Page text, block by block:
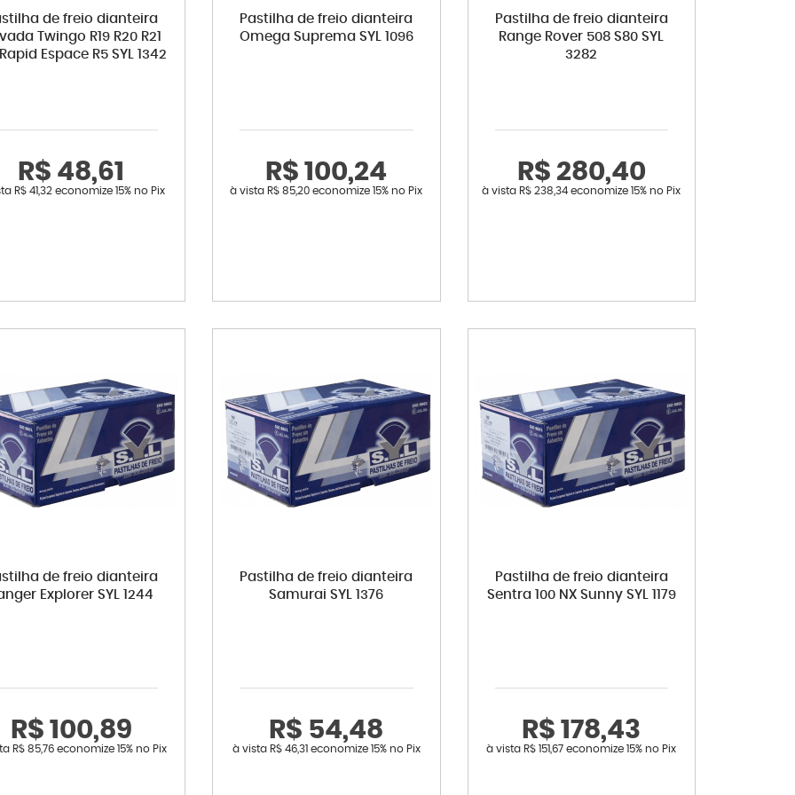
de freio dianteira
Twingo R19 R20 R21
Rapid Espace R5 SYL 1342
R$ 48,61
R$ 41,32 economize15% no Pix
Pastilha de freio dianteira
Omega Suprema SYL 1096
R$ 100,24
à vista R$ 85,20 economize15% no Pix
Pastilha de freio dianteira
Range Rover 508 S80 SYL
3282
R$ 280,40
à vista R$ 238,34economize15% no Pix
de freio dianteira
Explorer SYL 1244
R$ 100,89
R$ 85,76 economize 15% no Pix
Pastilha de freio dianteira
Samurai SYL 1376
R$ 54,48
à vista R$ 46,31 economize 15% no Pix
Pastilha de freio dianteira
Sentra 100 NX Sunny SYL 1179
R$ 178,43
à vista R$ 151,67 economize 15% no Pix